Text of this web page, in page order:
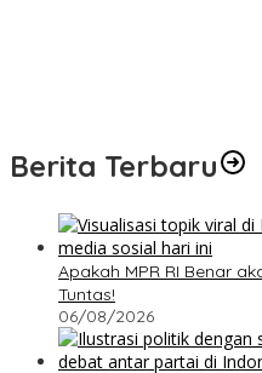
Berita Terbaru
Apakah MPR RI Benar
Tuntas!
06/08/2026